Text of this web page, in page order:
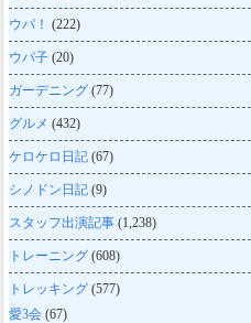
ウパ！ (222)
ウパ子 (20)
ガーデニング (77)
グルメ (432)
ケロケロ日記 (67)
シノドン日記 (9)
スタッフ出演記事 (1,238)
トレーニング (608)
トレッキング (577)
愛3会 (67)